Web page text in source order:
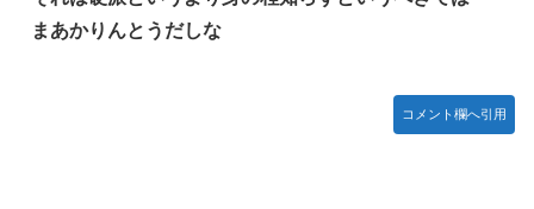
まあかりんとうだしな
コメント欄へ引用